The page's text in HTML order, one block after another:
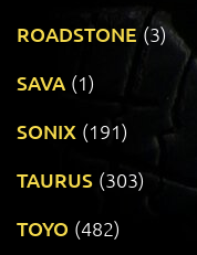
ROADSTONE (3)
SAVA (1)
SONIX (191)
TAURUS (303)
TOYO (482)